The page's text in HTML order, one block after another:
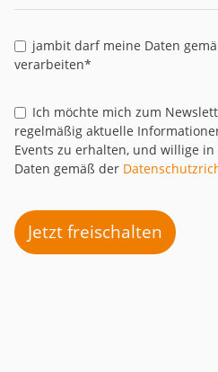
jambit darf meine Daten
verarbeiten*
Ich möchte mich zum
regelmäßig aktuelle
Events zu erhalten, und willige
Daten gemäß der
Jetzt freischalten